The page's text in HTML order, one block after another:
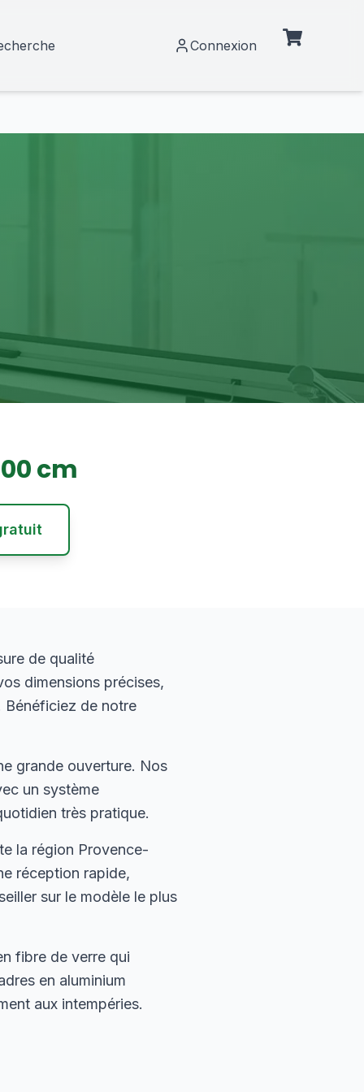
Connexion
cm
de qualité
dimensions précises,
Bénéficiez de notre
grande ouverture. Nos
un système
très pratique.
la région Provence-
réception rapide,
sur le modèle le plus
fibre de verre qui
en aluminium
aux intempéries.